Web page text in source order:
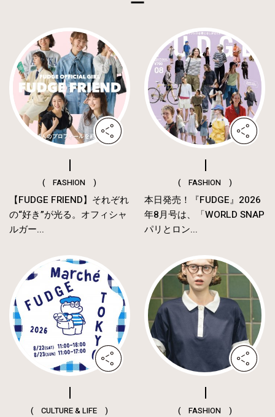
( FASHION )
【FUDGE FRIEND】それぞれ
の“好き”が光る。オフィシャ
ルガー...
( FASHION )
本日発売！『FUDGE』2026
年8月号は、「WORLD SNAP
パリとロン...
( CULTURE & LIFE ) ( FASHION )